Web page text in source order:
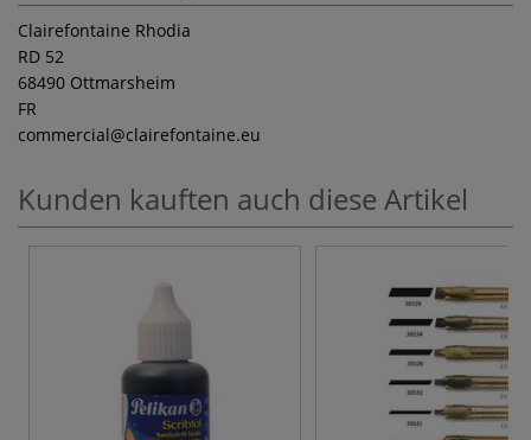
Clairefontaine Rhodia
RD 52
68490 Ottmarsheim
FR
commercial@clairefontaine.eu
Kunden kauften auch diese Artikel